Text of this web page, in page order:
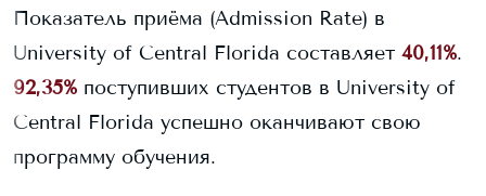
Показатель приёма (Admission Rate) в
University of Central Florida составляет 40,11%.
92,35% поступивших студентов в University of
Central Florida успешно оканчивают свою
программу обучения.